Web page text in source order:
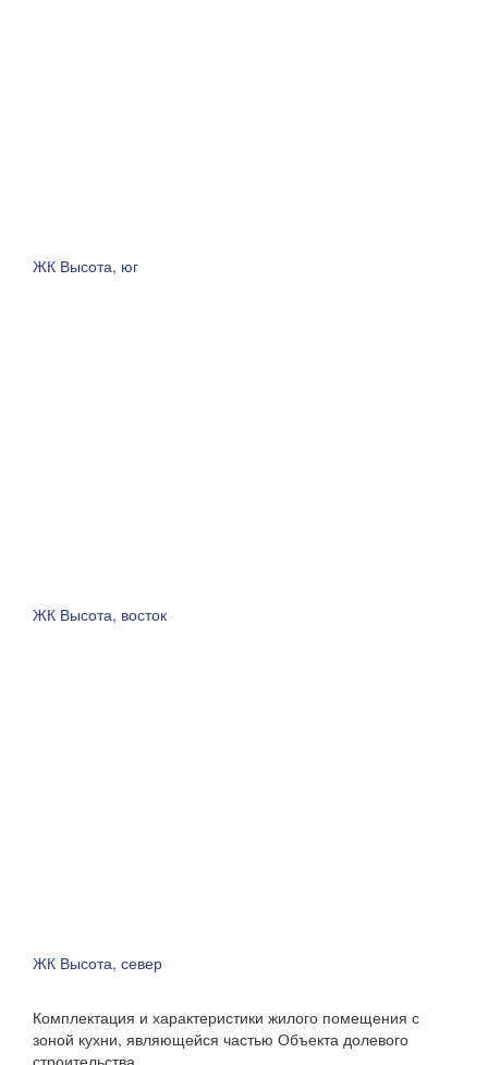
ЖК Высота, юг
ЖК Высота, восток
ЖК Высота, север
Комплектация и характеристики жилого помещения с
зоной кухни, являющейся частью Объекта долевого
строительства